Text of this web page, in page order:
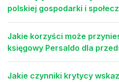
polskiej gospodarki i
Jakie korzyści może
księgowy Persaldo dla
Jakie czynniki krytycy